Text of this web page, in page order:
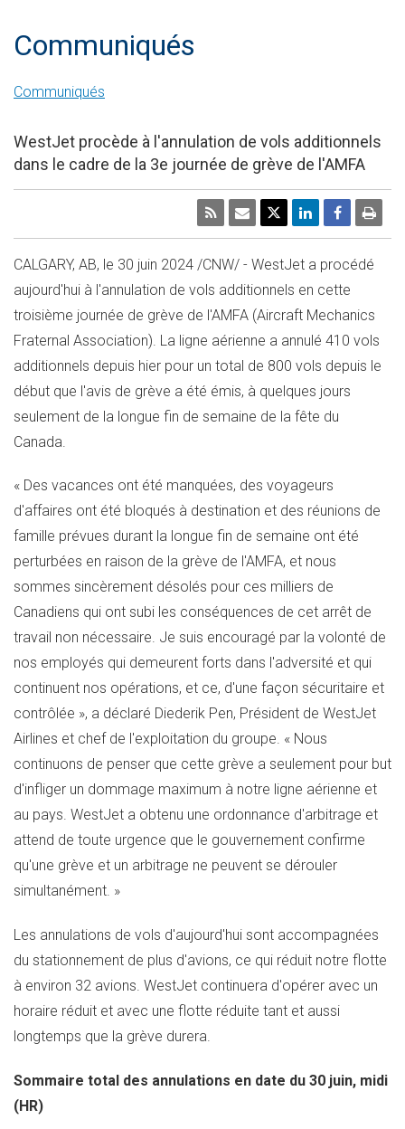
Communiqués
Communiqués
WestJet procède à l'annulation de vols additionnels
dans le cadre de la 3e journée de grève de l'AMFA
CALGARY, AB, le 30 juin 2024 /CNW/ - WestJet a procédé
aujourd'hui à l'annulation de vols additionnels en cette
troisième journée de grève de l'AMFA (Aircraft Mechanics
Fraternal Association). La ligne aérienne a annulé 410 vols
additionnels depuis hier pour un total de 800 vols depuis le
début que l'avis de grève a été émis, à quelques jours
seulement de la longue fin de semaine de la fête du
Canada.
« Des vacances ont été manquées, des voyageurs
d'affaires ont été bloqués à destination et des réunions de
famille prévues durant la longue fin de semaine ont été
perturbées en raison de la grève de l'AMFA, et nous
sommes sincèrement désolés pour ces milliers de
Canadiens qui ont subi les conséquences de cet arrêt de
travail non nécessaire. Je suis encouragé par la volonté de
nos employés qui demeurent forts dans l'adversité et qui
continuent nos opérations, et ce, d'une façon sécuritaire et
contrôlée », a déclaré Diederik Pen, Président de WestJet
Airlines et chef de l'exploitation du groupe. « Nous
continuons de penser que cette grève a seulement pour but
d'infliger un dommage maximum à notre ligne aérienne et
au pays. WestJet a obtenu une ordonnance d'arbitrage et
attend de toute urgence que le gouvernement confirme
qu'une grève et un arbitrage ne peuvent se dérouler
simultanément. »
Les annulations de vols d'aujourd'hui sont accompagnées
du stationnement de plus d'avions, ce qui réduit notre flotte
à environ 32 avions. WestJet continuera d'opérer avec un
horaire réduit et avec une flotte réduite tant et aussi
longtemps que la grève durera.
Sommaire total des annulations en date du 30 juin, midi
(HR)